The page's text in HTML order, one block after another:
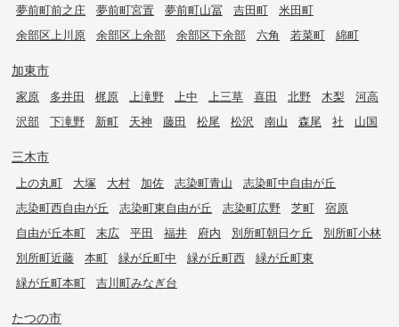
夢前町前之庄
夢前町宮置 夢前町山冨 吉田町
米田町
余部区上川原
余部区上余部 余部区下余部 六角 若菜町 綿町
加東市
家原 多井田 梶原 上滝野 上中 上三草 喜田 北野 木梨
河高
沢部
下滝野 新町 天神 藤田 松尾 松沢 南山 森尾 社 山国
三木市
上の丸町 大塚 大村 加佐 志染町青山
志染町中自由が丘
志染町西自由が丘
志染町東自由が丘 志染町広野 芝町
宿原
自由が丘本町
末広 平田 福井 府内 別所町朝日ケ丘
別所町小林
別所町近藤
本町 緑が丘町中 緑が丘町西
緑が丘町東
緑が丘町本町
吉川町みなぎ台
たつの市